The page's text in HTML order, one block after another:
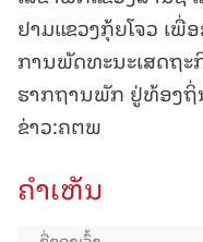
ຢາມແຂວງກຸ້ຍໂຈວ ເ
ການພັດທະນະເສດຖະ
ຮາກຖານພັກ ຢູ່ທ້ອງຖິ່
ຂ່າວ:ຄຕພ
ຄໍາເຫັນ